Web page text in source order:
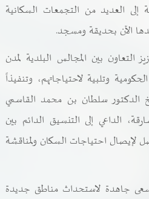
العديد من التجمعات السكانية
الآن بحديقة ومسجد.
التعاون بين المجالس البلدية لمدن
وتلبية لاحتياجاتهم، وتنفيذاً
سلطان بن محمد القاسمي
الداعي إلى التنسيق الدائم بين
لإيصال احتياجات السكان ولمناقشة
جاهدة لاستحداث مناطق جديدة